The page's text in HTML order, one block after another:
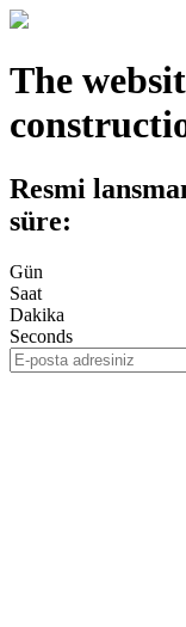
The
Resmi
süre:
Gün
Saat
Dakika
Seconds